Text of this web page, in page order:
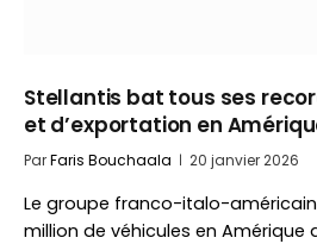
Stellantis bat tous ses
et d’exportation en
ParFaris Bouchaala 20 janvier 2026
Le groupe franco-italo-américain
million de véhicules en Amérique